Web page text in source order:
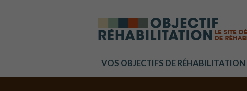
VOS OBJECTIFS DE RÉHABILITATION